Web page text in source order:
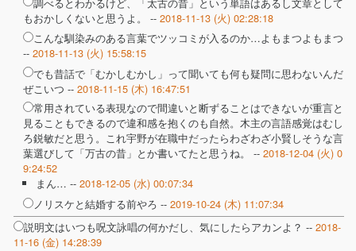
もおかしくないと思うよ。 -- 2018-11-13 (火) 02:28:18
こんな馴染みのある言葉でツッコミが入るのか…よもまつよもまつ
-- 2018-11-13 (火) 15:58:15
でも昔話で「むかしむかし」って聞いても何も疑問に思わないんだ
ぜこいつ -- 2018-11-15 (木) 16:47:51
常用されている表現なので間違いと断ずることはできないが重言と
見ることもできるので違和感を抱くのも自然。木主の言語感覚はむし
ろ鋭敏だと思う。これ宇野が在職中だったらわざわざ小賢しそうな言
葉選びして「万古の昔」とか書いてたと思うね。 -- 2018-12-04 (火) 0
9:24:52
まん… -- 2018-12-05 (水) 00:07:34
ノリスケと結婚する前やろ -- 2019-10-24 (木) 11:07:34
説明文はいつも呪文詠唱の何かだし、気にしたらアカンよ？ -- 2018-
11-16 (金) 14:28:39